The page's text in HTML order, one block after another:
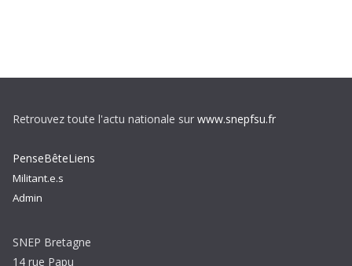
Retrouvez toute l'actu nationale sur www.snepfsu.fr
PenseBêteLiens
Militant.e.s
Admin
SNEP Bretagne
14 rue Papu